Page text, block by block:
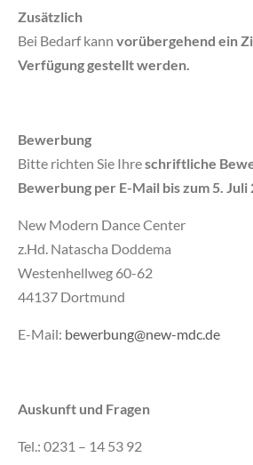
Zusätzlich
Bei Bedarf kann vorübergehend ein
Verfügung gestellt werden.
Bewerbung
Bitte richten Sie Ihreschriftliche
Bewerbung per E-Mail bis zum 5. Juli
New Modern Dance Center
z.Hd. Natascha Doddema
Westenhellweg 60-62
44137 Dortmund
E-Mail: bewerbung@new-mdc.de
Auskunft und Fragen
Tel.: 0231 – 14 53 92